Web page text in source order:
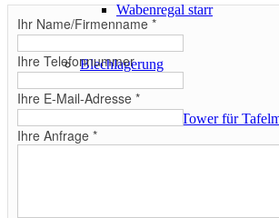
Wabenregal starr
Blechlagerung
Automatic-Tower für
Ihr Name/Firmenname *
Ihre Telefonnummer
Ihre E-Mail-Adresse *
Ihre Anfrage *